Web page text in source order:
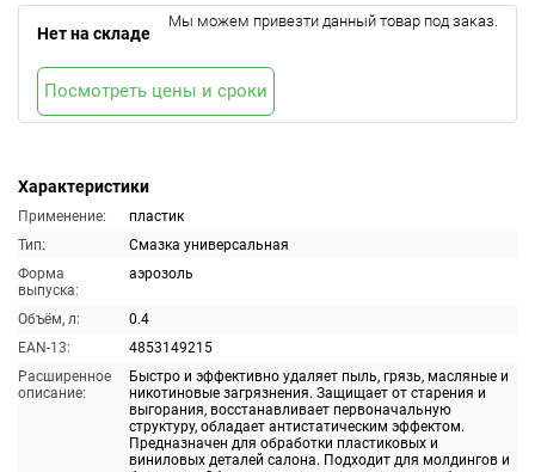
Характеристики
Применение:
пластик
Тип:
Смазка универсальная
Форма
выпуска:
аэрозоль
Объём, л:
0.4
EAN-13:
4853149215
Расширенное
описание:
Быстро и эффективно удаляет пыль, грязь, масляные и
никотиновые загрязнения. Защищает от старения и
выгорания, восстанавливает первоначальную
структуру, обладает антистатическим эффектом.
Предназначен для обработки пластиковых и
виниловых деталей салона. Подходит для молдингов и
Нет на складе
Мы можем привезти данный товар под заказ.
Посмотреть цены и сроки